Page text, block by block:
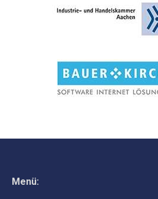
Menü: